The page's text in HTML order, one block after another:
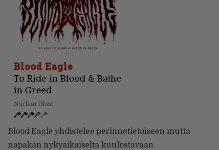
Blood Eagle
To Ride in Blood & Bathe
in Greed
Nuclear Blast
Blood Eagle yhdistelee perinnetietoiseen mutta
napakan nykyaikaiselta kuulostavaan